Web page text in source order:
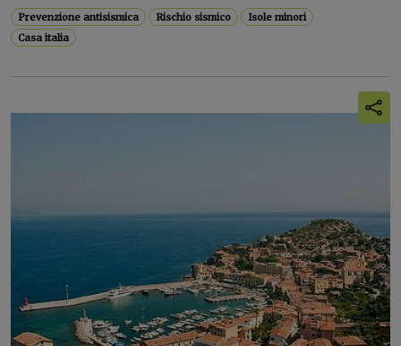
Prevenzione antisismica Rischio sismico
Isole minori
Casa italia